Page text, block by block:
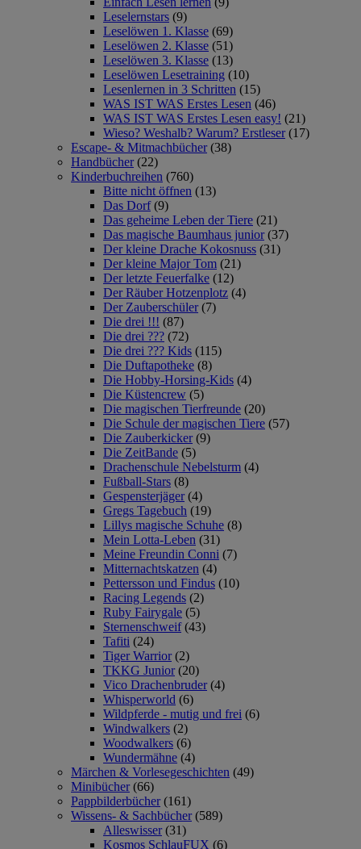
Leselernstars (9)
Leselöwen 1. Klasse (69)
Leselöwen 2. Klasse (51)
Leselöwen 3. Klasse (13)
Leselöwen Lesetraining (10)
Lesenlernen in 3 Schritten (15)
WAS IST WAS Erstes Lesen (46)
WAS IST WAS Erstes Lesen easy! (21)
Wieso? Weshalb? Warum? Erstleser (17)
Escape- & Mitmachbücher (38)
Handbücher (22)
Kinderbuchreihen (760)
Bitte nicht öffnen (13)
Das Dorf (9)
Das geheime Leben der Tiere (21)
Das magische Baumhaus junior (37)
Der kleine Drache Kokosnuss (31)
Der kleine Major Tom (21)
Der letzte Feuerfalke (12)
Der Räuber Hotzenplotz (4)
Der Zauberschüler (7)
Die drei !!! (87)
Die drei ??? (72)
Die drei ??? Kids (115)
Die Duftapotheke (8)
Die Hobby-Horsing-Kids (4)
Die Küstencrew (5)
Die magischen Tierfreunde (20)
Die Schule der magischen Tiere (57)
Die Zauberkicker (9)
Die ZeitBande (5)
Drachenschule Nebelsturm (4)
Fußball-Stars (8)
Gespensterjäger (4)
Gregs Tagebuch (19)
Lillys magische Schuhe (8)
Mein Lotta-Leben (31)
Meine Freundin Conni (7)
Mitternachtskatzen (4)
Pettersson und Findus (10)
Racing Legends (2)
Ruby Fairygale (5)
Sternenschweif (43)
Tafiti (24)
Tiger Warrior (2)
TKKG Junior (20)
Vico Drachenbruder (4)
Whisperworld (6)
Wildpferde - mutig und frei (6)
Windwalkers (2)
Woodwalkers (6)
Wundermähne (4)
Märchen & Vorlesegeschichten (49)
Minibücher (66)
Pappbilderbücher (161)
Wissens- & Sachbücher (589)
Alleswisser (31)
Kosmos SchlauFUX (6)